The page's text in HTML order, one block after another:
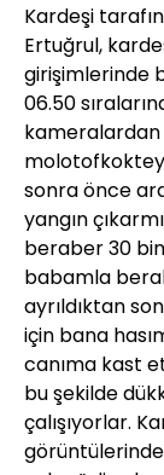
Kardeşi
Ertuğrul,
girişimlerinde
06.50
kameralardan
sonra önce
yangın
beraber 30
babamla
ayrıldıktan
için bana
canıma kast
bu şekilde
çalışıyorlar.
görüntülerinde